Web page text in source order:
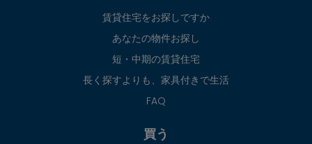
賃貸住宅をお探しですか
あなたの物件お探し
短・中期の賃貸住宅
長く探すよりも、家具付きで生活
FAQ
買う